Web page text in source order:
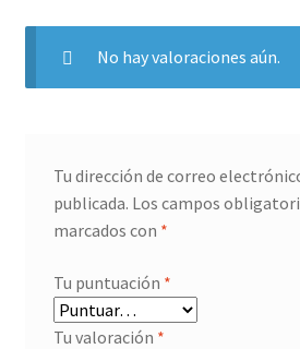
No hay valoraciones aún.
Tu dirección de correo
publicada. Los campos
marcados con *
Tu puntuación *
Tu valoración *